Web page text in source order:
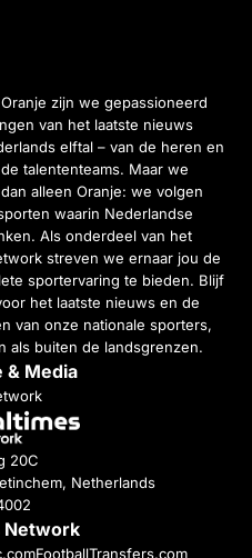
zijn we gepassioneerd
van het laatste nieuws
elftal – van de heren en
talententeams. Maar we
alleen Oranje: we volgen
waarin Nederlandse
Als onderdeel van het
streven we ernaar jou de
sportervaring te bieden. Blijf
het laatste nieuws en de
van onze nationale sporters,
als buiten de landsgrenzen.
& Media
20C
Netherlands
Network
FootballTransfers.com